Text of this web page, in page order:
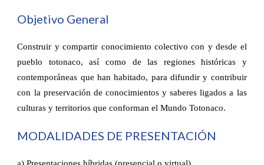
Objetivo General
Construir y compartir conocimiento colectivo con y desde el
pueblo totonaco, así como de las regiones históricas y
contemporáneas que han habitado, para difundir y contribuir
con la preservación de conocimientos y saberes ligados a las
culturas y territorios que conforman el Mundo Totonaco.
MODALIDADES DE PRESENTACIÓN